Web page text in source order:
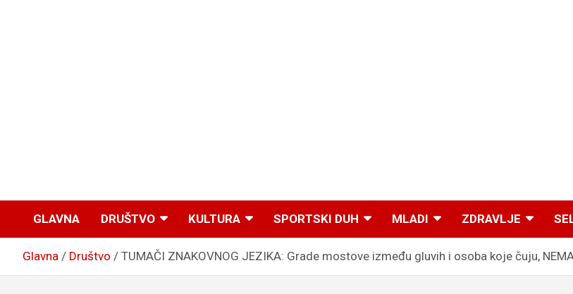
GLAVNA DRUŠTVO KULTURA SPORTSKI DUH MLADI ZDRAVLJE
Glavna Društvo TUMAČI ZNAKOVNOG JEZIKA: Grade mostove između gluvih i osoba koje čuju,